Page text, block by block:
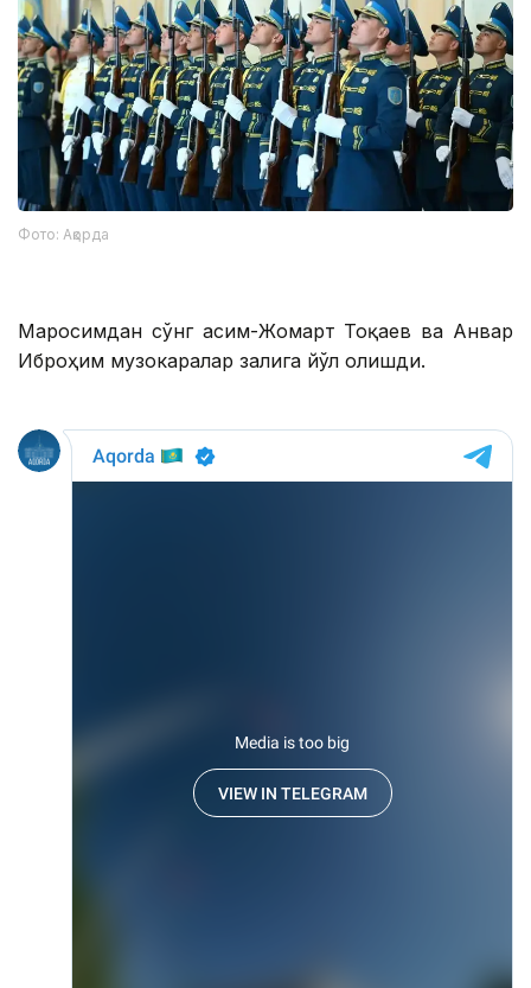
Фото: Ақорда
Маросимдан сўнг Қасим-Жомарт Тоқаев ва Анвар
Иброҳим музокаралар залига йўл олишди.